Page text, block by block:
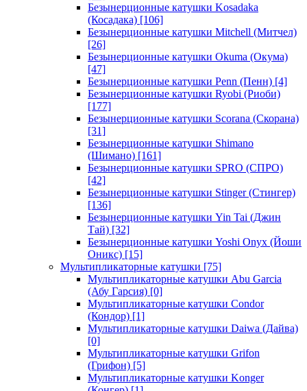
Безынерционные катушки Kosadaka
(Косадака) [106]
Безынерционные катушки Mitchell (Митчел)
[26]
Безынерционные катушки Okuma (Окума)
[47]
Безынерционные катушки Penn (Пенн) [4]
Безынерционные катушки Ryobi (Риоби)
[177]
Безынерционные катушки Scorana (Скорана)
[31]
Безынерционные катушки Shimano
(Шимано) [161]
Безынерционные катушки SPRO (СПРО)
[42]
Безынерционные катушки Stinger (Стингер)
[136]
Безынерционные катушки Yin Tai (Джин
Тай) [32]
Безынерционные катушки Yoshi Onyx (Йоши
Оникс) [15]
Мультипликаторные катушки [75]
Мультипликаторные катушки Abu Garcia
(Абу Гарсия) [0]
Мультипликаторные катушки Condor
(Кондор) [1]
Мультипликаторные катушки Daiwa (Дайва)
[0]
Мультипликаторные катушки Grifon
(Грифон) [5]
Мультипликаторные катушки Konger